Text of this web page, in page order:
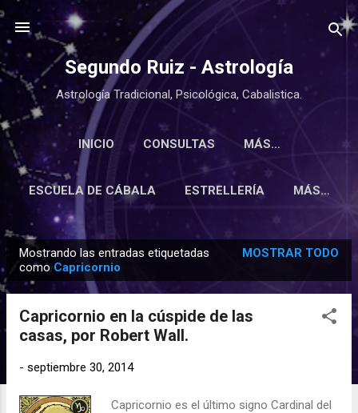
Ir al contenido principal
Segundo Ruiz - Astrología
Astrología Tradicional, Psicológica, Cabalistica.
INICIO CONSULTAS MÁS…
ESCUELA DE CÁBALA ESTRELLERÍA MÁS…
n
Mostrando las entradas etiquetadas
como Capricornio
MOSTRAR TODO
Capricornio en la cúspide de las
casas, por Robert Wall.
- septiembre 30, 2014
Capricornio es el último signo Cardinal del